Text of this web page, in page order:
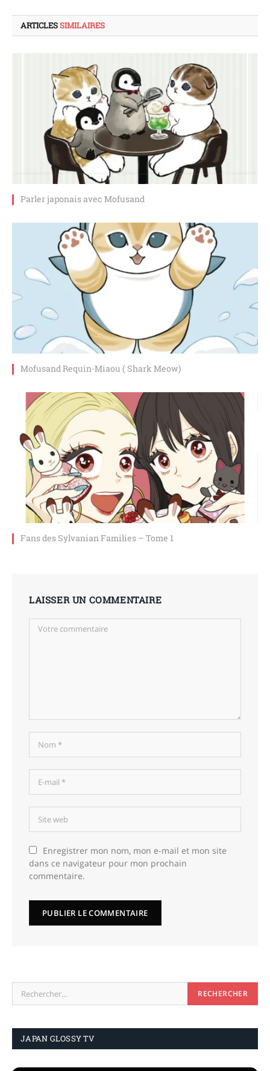
ARTICLESSIMILAIRES
Parler japonais avec Mofusand
Mofusand Requin-Miaou ( Shark Meow)
Fans des Sylvanian Families – Tome 1
LAISSER UN COMMENTAIRE
Enregistrer mon nom, mon e-mail et mon site
dans ce navigateur pour mon prochain
commentaire.
JAPAN GLOSSY TV